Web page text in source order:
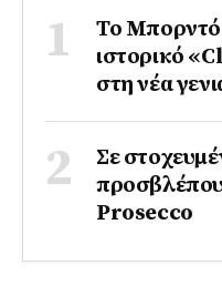
Το Μπορντό
ιστορικό
στη νέα
Σε
Prosecco